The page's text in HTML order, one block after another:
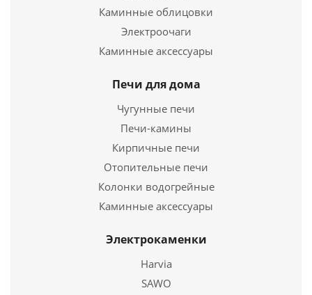
42 970руб.
Подробнее
Купить в 1 клик
Каминные облицовки
Электроочаги
Каминные аксессуары
Печи для дома
Чугунные печи
Печи-камины
Кирпичные печи
Отопительные печи
Колонки водогрейные
Каминные аксессуары
Электрокаменки
Harvia
SAWO